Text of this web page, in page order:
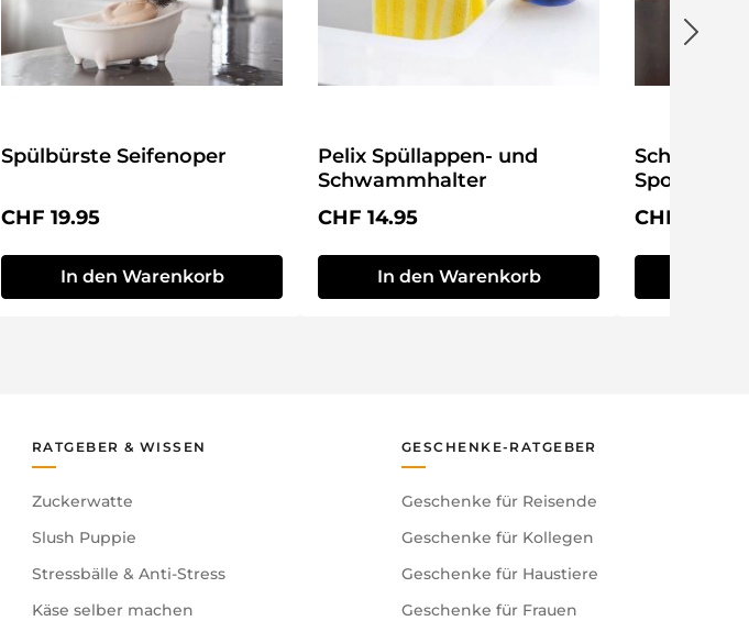
Spülbürste Seifenoper
Regulärer Preis:
CHF 19.95
In den Warenkorb
Pelix Spüllappen- und
Schwammhalter
Regulärer Preis:
CHF 14.95
In den Warenkorb
Sponge
Regulärer
CHF 14.95
RATGEBER & WISSEN
Zuckerwatte
Slush Puppie
Stressbälle & Anti-Stress
Käse selber machen
GESCHENKE-RATGEBER
Geschenke für Reisende
Geschenke für Kollegen
Geschenke für Haustiere
Geschenke für Frauen